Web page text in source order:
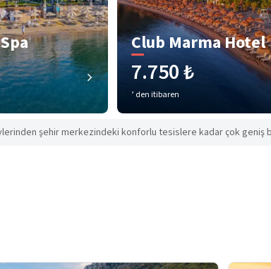
Club Marma Hotel
7.750 ₺
’ den itibaren
şehir merkezindeki konforlu tesislere kadar çok geniş